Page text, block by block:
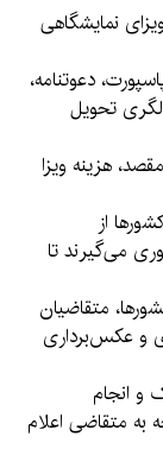
نمایشگاهی
دعوتنامه،
تحویل
هزینه ویزا
از
می‌گیرند تا
متقاضیان
و عکس‌برداری
و انجام
متقاضی اعلام